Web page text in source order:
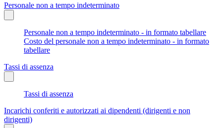
Personale non a tempo indeterminato
Personale non a tempo indeterminato - in formato tabellare
Costo del personale non a tempo indeterminato - in formato
tabellare
Tassi di assenza
Tassi di assenza
Incarichi conferiti e autorizzati ai dipendenti (dirigenti e non
dirigenti)